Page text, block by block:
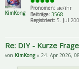
KimKong
Pronomen: sie/ihr
Beiträge: 3568
Registriert: 5. Jul
Re: DIY - Kurze
von KimKong» 24. Apr 2026,